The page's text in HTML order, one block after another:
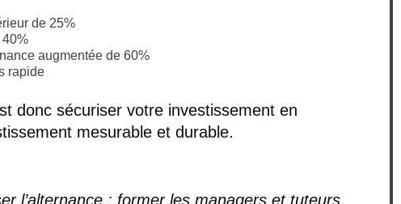
de 25%
40%
augmentée de 60%
rapide
donc sécuriser votre investissement en
mesurable et durable.
l’alternance : former les managers et tuteurs